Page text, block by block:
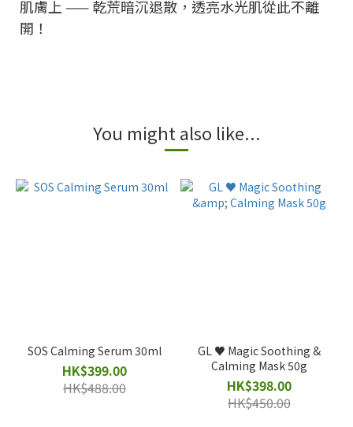
肌膚上 ——乾荒暗沉退散，透亮水光肌從此不離
開！
You might also like...
SOS Calming Serum 30ml
HK$399.00
HK$488.00
GL ♥️ Magic Soothing &
Calming Mask 50g
HK$398.00
HK$450.00